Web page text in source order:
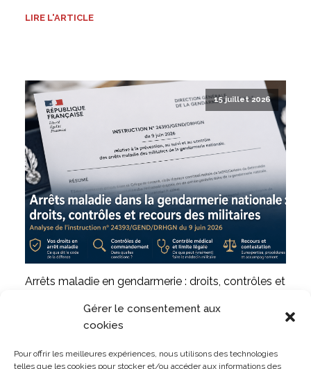
Gérer le consentement aux
cookies
Pour offrir les meilleures expériences, nous utilisons des technologies
telles que les cookies pour stocker et/ou accéder aux informations des
LIRE L'ARTICLE
15 juillet 2026
Arrêts maladie en gendarmerie : droits, contrôles et